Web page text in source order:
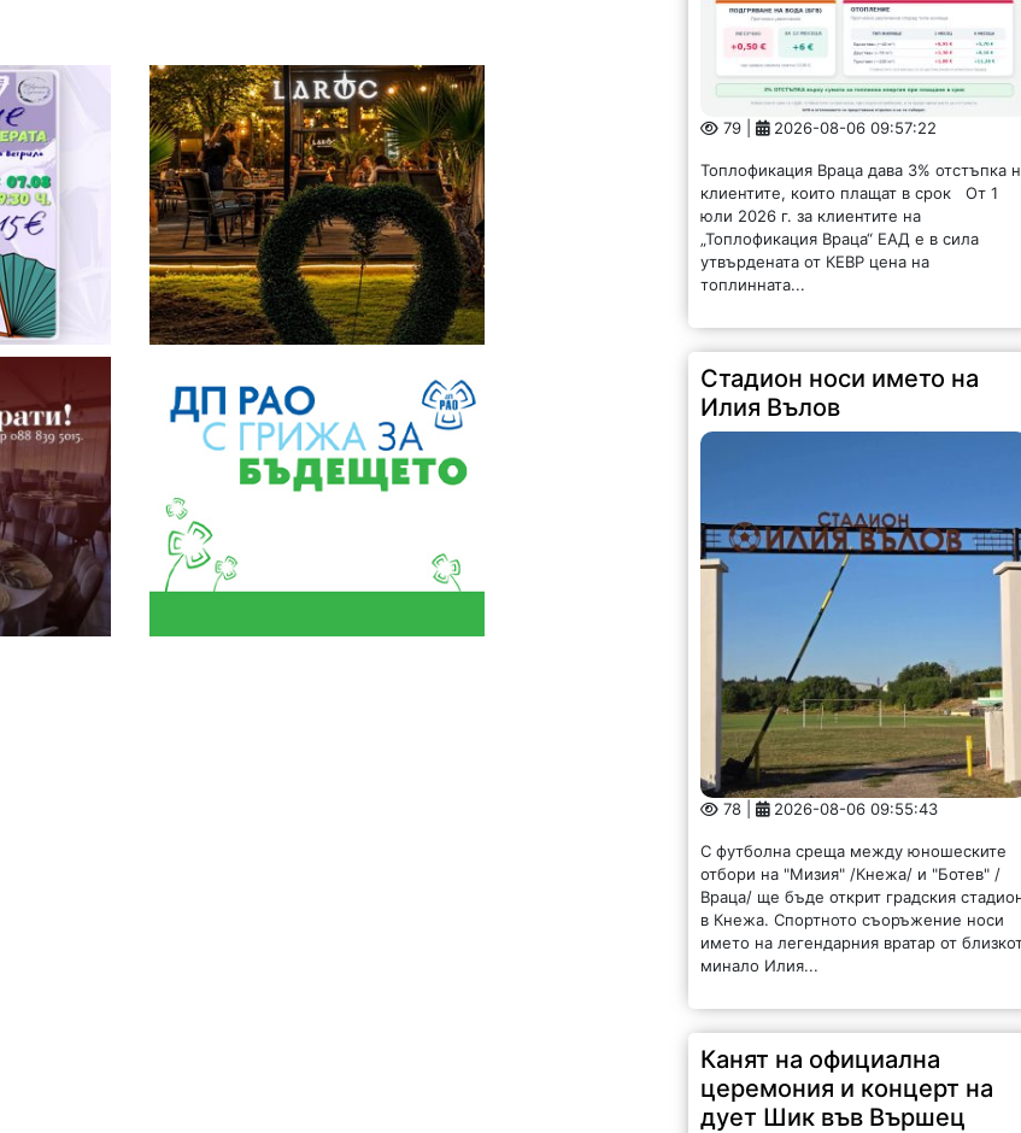
79 | 2026-08-06 09:57:22
Топлофикация Враца дава 3% отстъпка
клиентите, които плащат в срок От 1
юли 2026 г. за клиентите на
„Топлофикация Враца“ ЕАД е в сила
утвърдената от КЕВР цена на
топлинната...
Стадион носи името на
Илия Вълов
78 | 2026-08-06 09:55:43
С футболна среща между юношеските
отбори на "Мизия" /Кнежа/ и "Ботев" /
Враца/ ще бъде открит градския
в Кнежа. Спортното съоръжение носи
името на легендарния вратар от
минало Илия...
Канят на официална
церемония и концерт на
дует Шик във Вършец